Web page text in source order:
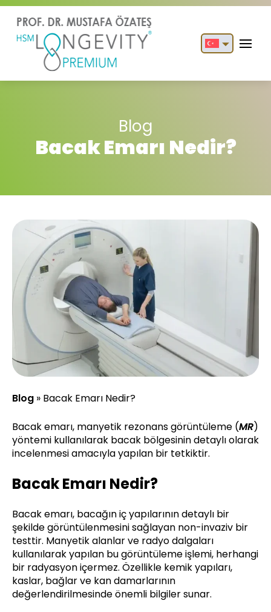
Blog
Bacak Emarı Nedir?
Blog » Bacak Emarı Nedir?
Bacak emarı, manyetik rezonans görüntüleme (MR)
yöntemi kullanılarak bacak bölgesinin detaylı olarak
incelenmesi amacıyla yapılan bir tetkiktir.
Bacak Emarı Nedir?
Bacak emarı, bacağın iç yapılarının detaylı bir
şekilde görüntülenmesini sağlayan non-invaziv bir
testtir. Manyetik alanlar ve radyo dalgaları
kullanılarak yapılan bu görüntüleme işlemi, herhangi
bir radyasyon içermez. Özellikle kemik yapıları,
kaslar, bağlar ve kan damarlarının
değerlendirilmesinde önemli bilgiler sunar.